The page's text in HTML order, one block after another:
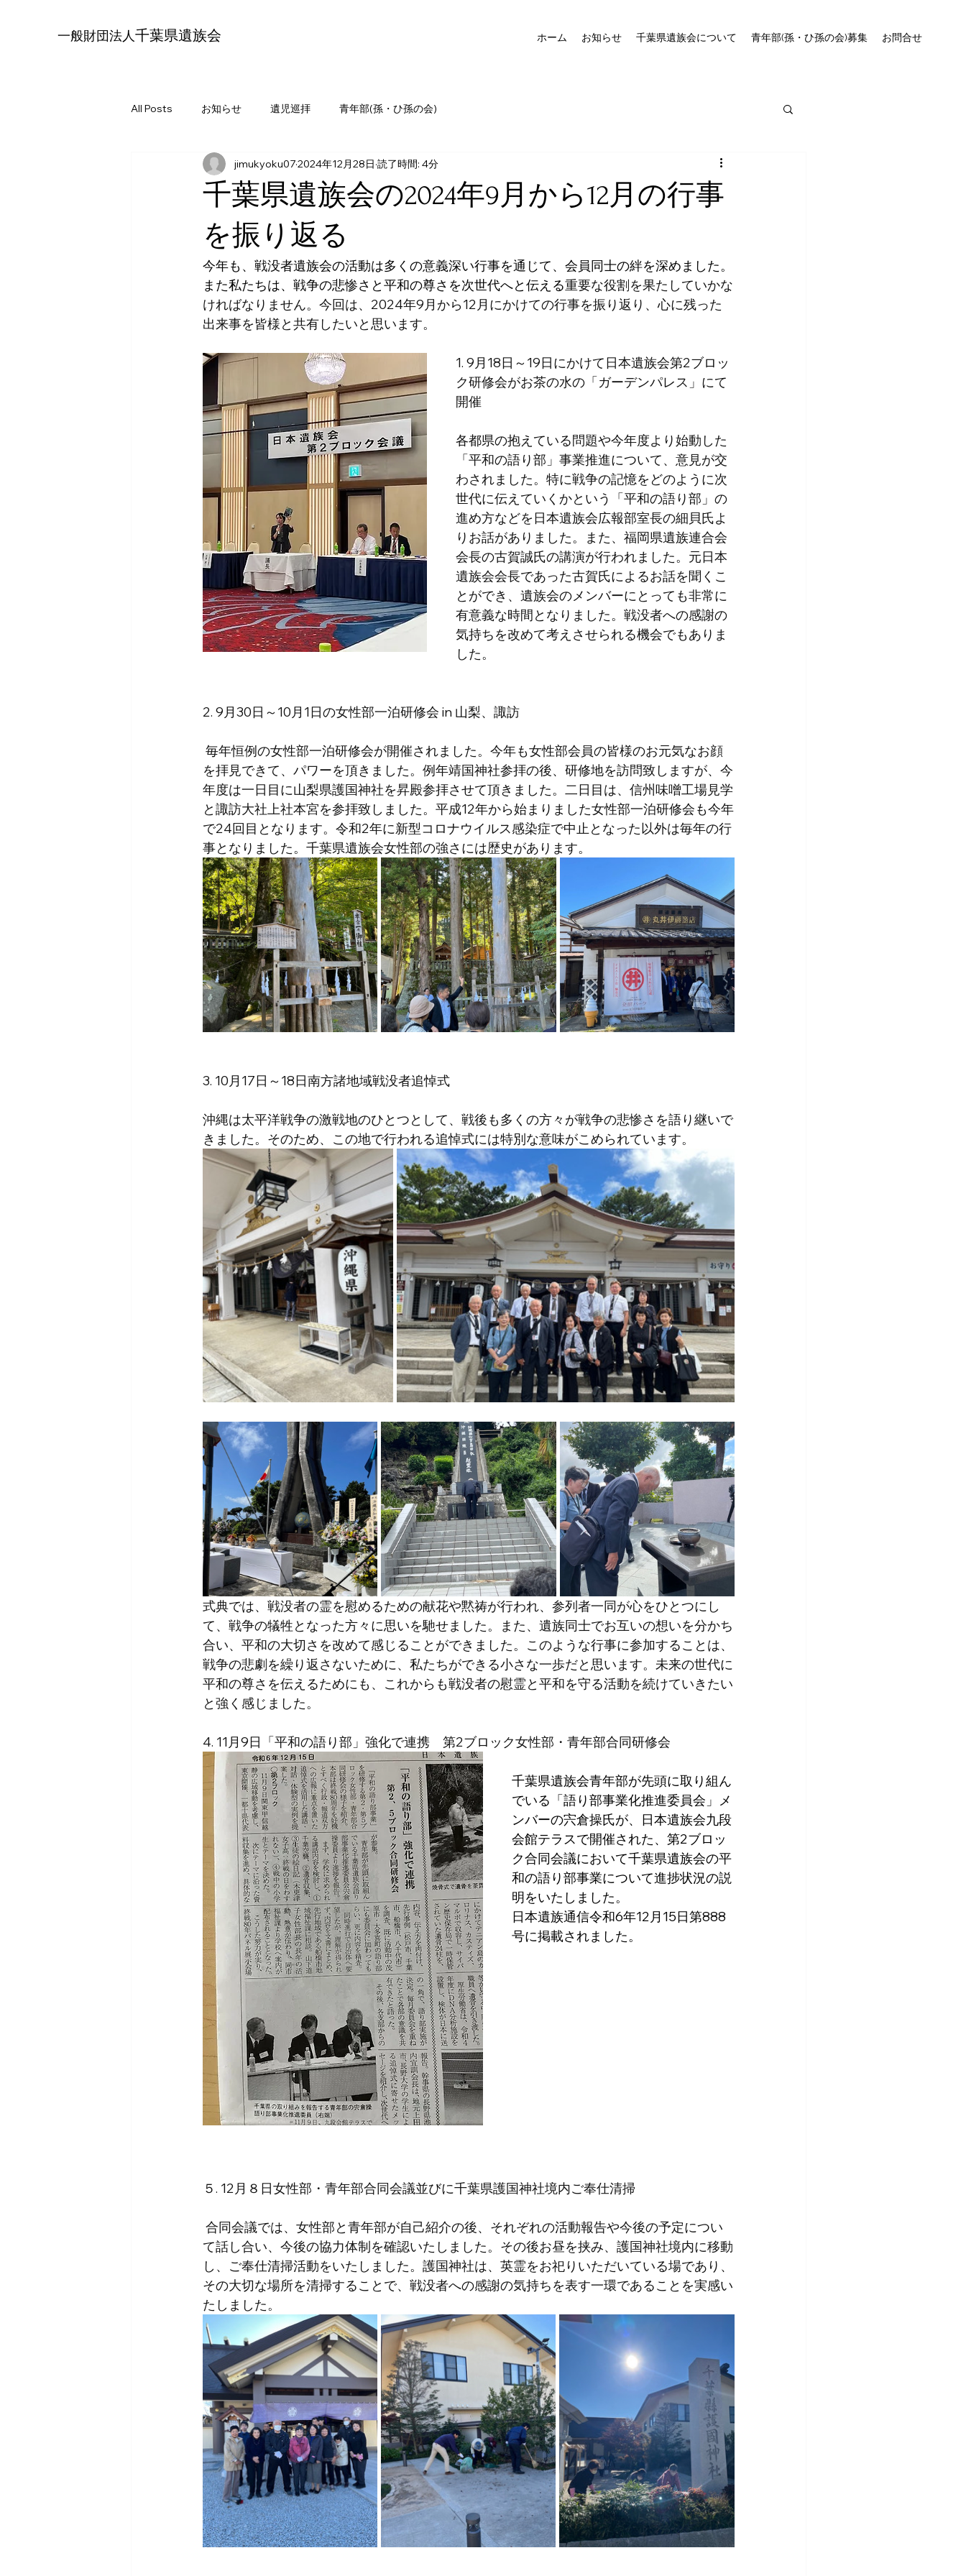
一般財団法人千葉県遺族会 ホーム お知らせ 千葉県遺族会について 青年部(孫・ひ孫の会)募集 お問合せ
All Posts お知らせ 遺児巡拝 青年部(孫・ひ孫の会)
千葉県遺族会の2024年9月から12月の行事
を振り返る
jimukyoku072024年12月28日 読了時間: 4分
今年も、戦没者遺族会の活動は多くの意義深い行事を通じて、会員同士の絆を深めました。
また私たちは、戦争の悲惨さと平和の尊さを次世代へと伝える重要な役割を果たしていかな
ければなりません。今回は、2024年9月から12月にかけての行事を振り返り、心に残った
出来事を皆様と共有したいと思います。
1. 9月18日～19日にかけて日本遺族会第2ブロッ
ク研修会がお茶の水の「ガーデンパレス」にて
開催
各都県の抱えている問題や今年度より始動した
「平和の語り部」事業推進について、意見が交
わされました。特に戦争の記憶をどのように次
世代に伝えていくかという「平和の語り部」の
進め方などを日本遺族会広報部室長の細貝氏よ
りお話がありました。また、福岡県遺族連合会
会長の古賀誠氏の講演が行われました。元日本
遺族会会長であった古賀氏によるお話を聞くこ
とができ、遺族会のメンバーにとっても非常に
有意義な時間となりました。戦没者への感謝の
気持ちを改めて考えさせられる機会でもありま
した。
2. 9月30日～10月1日の女性部一泊研修会 in 山梨、諏訪
毎年恒例の女性部一泊研修会が開催されました。今年も女性部会員の皆様のお元気なお顔
を拝見できて、パワーを頂きました。例年靖国神社参拝の後、研修地を訪問致しますが、今
年度は一日目に山梨県護国神社を昇殿参拝させて頂きました。二日目は、信州味噌工場見学
と諏訪大社上社本宮を参拝致しました。平成12年から始まりました女性部一泊研修会も今年
で24回目となります。令和2年に新型コロナウイルス感染症で中止となった以外は毎年の行
事となりました。千葉県遺族会女性部の強さには歴史があります。
3. 10月17日～18日南方諸地域戦没者追悼式
沖縄は太平洋戦争の激戦地のひとつとして、戦後も多くの方々が戦争の悲惨さを語り継いで
きました。そのため、この地で行われる追悼式には特別な意味がこめられています。
式典では、戦没者の霊を慰めるための献花や黙祷が行われ、参列者一同が心をひとつにし
て、戦争の犠牲となった方々に思いを馳せました。また、遺族同士でお互いの想いを分かち
合い、平和の大切さを改めて感じることができました。このような行事に参加することは、
戦争の悲劇を繰り返さないために、私たちができる小さな一歩だと思います。未来の世代に
平和の尊さを伝えるためにも、これからも戦没者の慰霊と平和を守る活動を続けていきたい
と強く感じました。
4. 11月9日「平和の語り部」強化で連携　第2ブロック女性部・青年部合同研修会
千葉県遺族会青年部が先頭に取り組ん
でいる「語り部事業化推進委員会」メ
ンバーの宍倉操氏が、日本遺族会九段
会館テラスで開催された、第2ブロッ
ク合同会議において千葉県遺族会の平
和の語り部事業について進捗状況の説
明をいたしました。
日本遺族通信令和6年12月15日第888
号に掲載されました。
５. 12月８日女性部・青年部合同会議並びに千葉県護国神社境内ご奉仕清掃
合同会議では、女性部と青年部が自己紹介の後、それぞれの活動報告や今後の予定につい
て話し合い、今後の協力体制を確認いたしました。その後お昼を挟み、護国神社境内に移動
し、ご奉仕清掃活動をいたしました。護国神社は、英霊をお祀りいただいている場であり、
その大切な場所を清掃することで、戦没者への感謝の気持ちを表す一環であることを実感い
たしました。